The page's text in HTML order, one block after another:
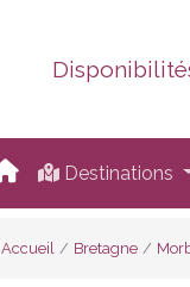
Destinations
Accueil Bretagne